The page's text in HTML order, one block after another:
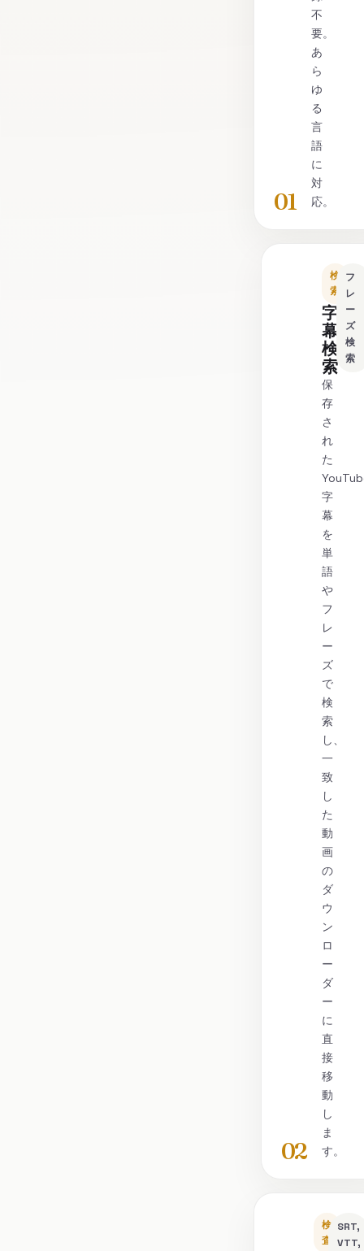
01
不
要。
あ
ら
ゆ
る
言
語
に
対
応。
02
検
索
字
幕
検
索
保
存
さ
れ
た
字
幕
を
単
語
や
フ
レ
ー
ズ
で
検
索
し、
一
致
し
た
動
画
の
ダ
ウ
ン
ロ
ー
ダ
ー
に
直
接
移
動
し
ま
す。
フ
レ
ー
ズ
検
索
検
査
SRT,
VTT,